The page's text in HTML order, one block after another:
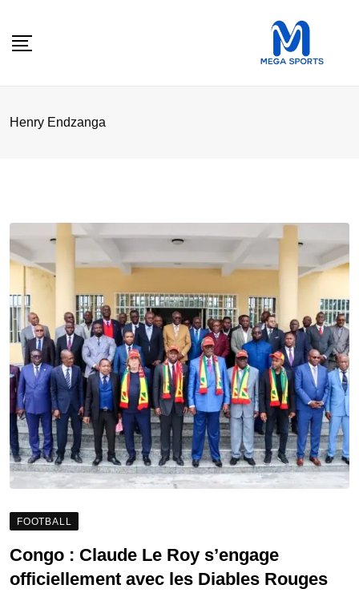
Henry Endzanga
FOOTBALL
Congo : Claude Le Roy s’engage
officiellement avec les Diables Rouges